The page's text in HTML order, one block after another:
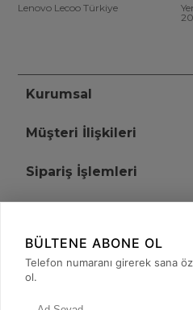
Lenovo Lecoo Türkiye
Kurumsal
Müşteri İlişkileri
Sipariş İşlemleri
+90 (850)
BÜLTENE ABONE OL
Telefon numaranı girerek sana
ol.